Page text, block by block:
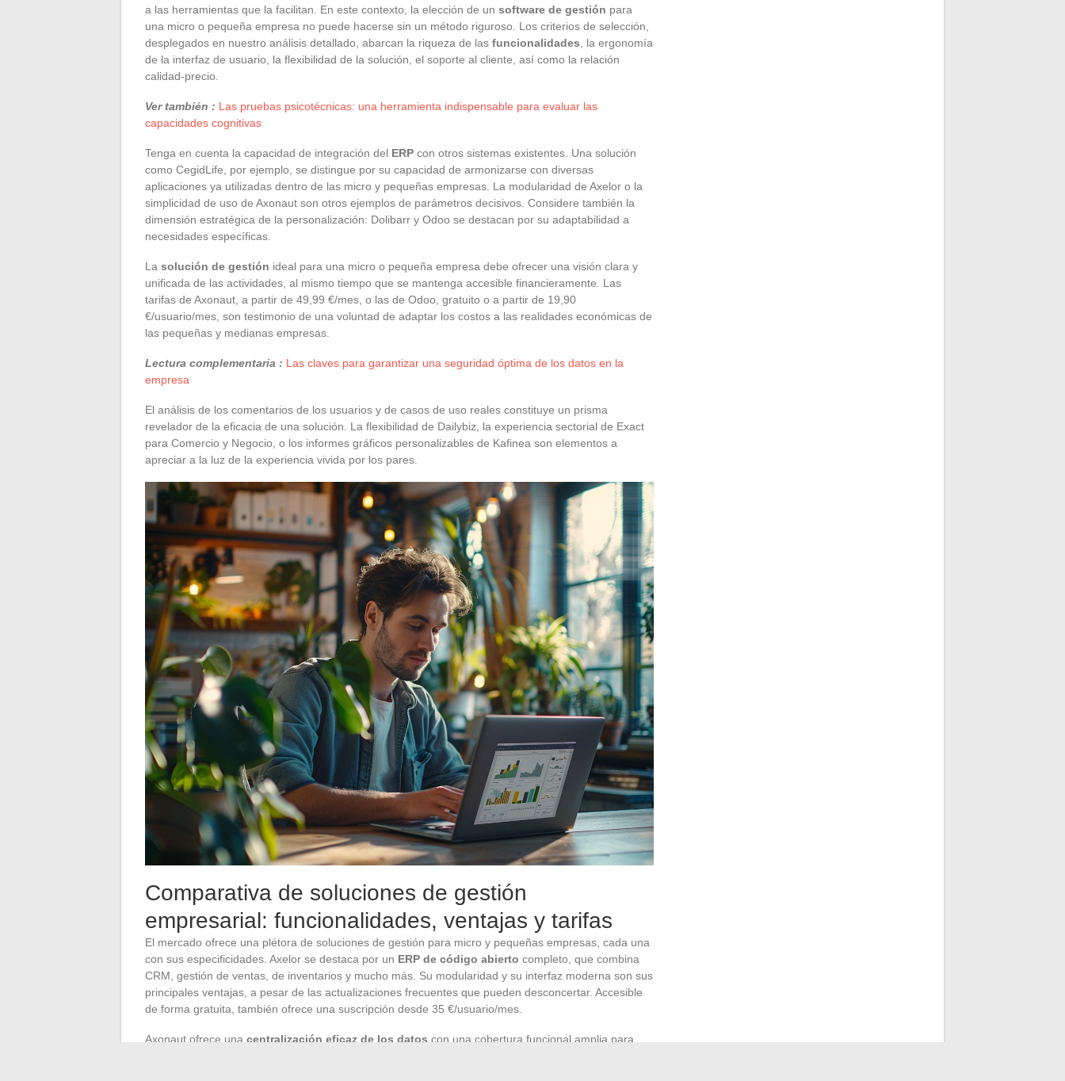
a las herramientas que la facilitan. En este contexto, la elección de un software de gestión para
una micro o pequeña empresa no puede hacerse sin un método riguroso. Los criterios de selección,
desplegados en nuestro análisis detallado, abarcan la riqueza de las funcionalidades , la ergonomía
de la interfaz de usuario, la flexibilidad de la solución, el soporte al cliente, así como la relación
calidad-precio.
Ver también : Las pruebas psicotécnicas: una herramienta indispensable para evaluar las
capacidades cognitivas
Tenga en cuenta la capacidad de integración del ERP con otros sistemas existentes. Una solución
como CegidLife, por ejemplo, se distingue por su capacidad de armonizarse con diversas
aplicaciones ya utilizadas dentro de las micro y pequeñas empresas. La modularidad de Axelor o la
simplicidad de uso de Axonaut son otros ejemplos de parámetros decisivos. Considere también la
dimensión estratégica de la personalización: Dolibarr y Odoo se destacan por su adaptabilidad a
necesidades específicas.
La solución de gestión ideal para una micro o pequeña empresa debe ofrecer una visión clara y
unificada de las actividades, al mismo tiempo que se mantenga accesible financieramente. Las
tarifas de Axonaut, a partir de 49,99 €/mes, o las de Odoo, gratuito o a partir de 19,90
€/usuario/mes, son testimonio de una voluntad de adaptar los costos a las realidades económicas de
las pequeñas y medianas empresas.
Lectura complementaria : Las claves para garantizar una seguridad óptima de los datos en la
empresa
El análisis de los comentarios de los usuarios y de casos de uso reales constituye un prisma
revelador de la eficacia de una solución. La flexibilidad de Dailybiz, la experiencia sectorial de Exact
para Comercio y Negocio, o los informes gráficos personalizables de Kafinea son elementos a
apreciar a la luz de la experiencia vivida por los pares.
Comparativa de soluciones de gestión
empresarial: funcionalidades, ventajas y tarifas
El mercado ofrece una plétora de soluciones de gestión para micro y pequeñas empresas, cada una
con sus especificidades. Axelor se destaca por un ERP de código abierto completo, que combina
CRM, gestión de ventas, de inventarios y mucho más. Su modularidad y su interfaz moderna son sus
principales ventajas, a pesar de las actualizaciones frecuentes que pueden desconcertar. Accesible
de forma gratuita, también ofrece una suscripción desde 35 €/usuario/mes.
Axonaut ofrece una centralización eficaz de los datos con una cobertura funcional amplia para